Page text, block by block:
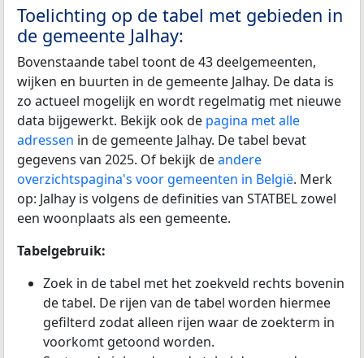
Toelichting op de tabel met gebieden in
de gemeente Jalhay:
Bovenstaande tabel toont de 43 deelgemeenten,
wijken en buurten in de gemeente Jalhay. De data is
zo actueel mogelijk en wordt regelmatig met nieuwe
data bijgewerkt. Bekijk ook de pagina met alle
adressen in de gemeente Jalhay. De tabel bevat
gegevens van 2025. Of bekijk deandere
overzichtspagina's voor gemeenten in België. Merk
op: Jalhay is volgens de definities van STATBEL zowel
een woonplaats als een gemeente.
Tabelgebruik:
Zoek in de tabel met het zoekveld rechts bovenin
de tabel. De rijen van de tabel worden hiermee
gefilterd zodat alleen rijen waar de zoekterm in
voorkomt getoond worden.